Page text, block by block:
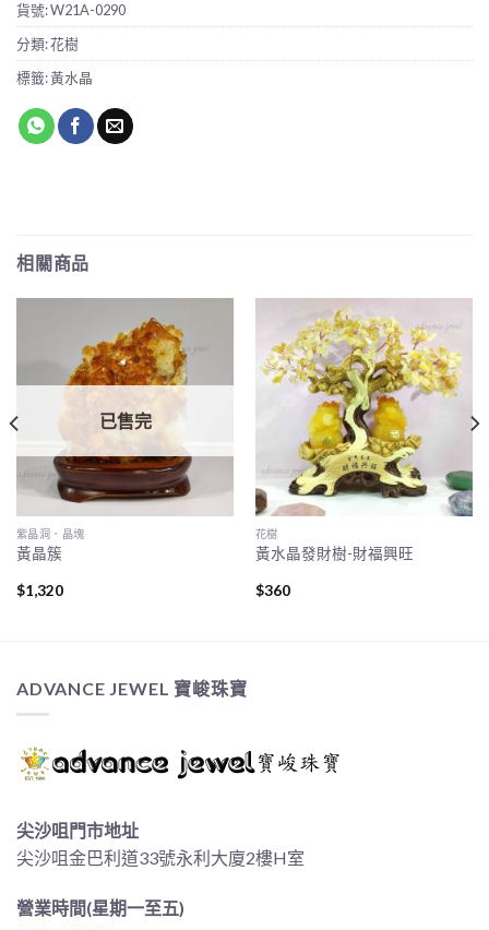
貨號:W21A-0290
分類:花樹
標籤:黃水晶
相關商品
已售完
紫晶洞．晶塊
黃晶簇
$1,320
花樹
黃水晶發財樹-財福興旺
$360
ADVANCE JEWEL 寶峻珠寶
尖沙咀門市地址
尖沙咀金巴利道33號永利大廈2樓H室
營業時間(星期一至五)